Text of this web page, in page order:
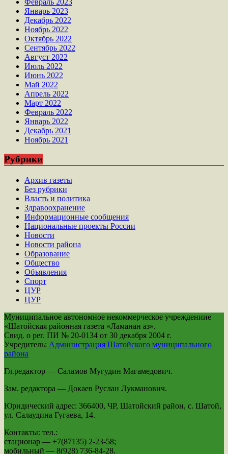
Январь 2023
Декабрь 2022
Ноябрь 2022
Октябрь 2022
Сентябрь 2022
Август 2022
Июль 2022
Июнь 2022
Май 2022
Апрель 2022
Март 2022
Февраль 2022
Январь 2022
Декабрь 2021
Ноябрь 2021
Рубрики
Архив газеты
Без рубрики
Власть и политика
Здравоохранение
Информационные сообщения
Национальные проекты России
Новости
Новости района
Образование
Общество
Объявления
Спорт
ЦУР
ЦУР
Муниципальное автономное некоммерческое учреждениие
«Шатойская районная газета «Ламанан аз».
Свид. о рег. ПИ № 20-0134 от 30 декабря 2004 г.
Учредитель: Администрация Шатойского муниципального
района
Гл.редактор — Саламов Мугудин Магамедович.
Зам. редактора — Докаев Руслан Лукманович.
Юридический адрес: 366400, ЧР, Шатойский район, с. Шатой,
ул. Салаудина Гугаева, 14.
Контакты: тел.:
стационар — +7(87135) 2-23-58;
мобильный — 8(928) 736-84-28.